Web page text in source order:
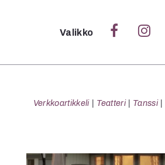
Sulje
Valikko
Verkkoartikkeli Teatteri Tanssi